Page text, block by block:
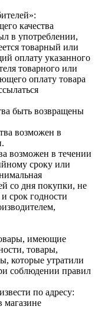
качества
в употреблении,
товарный или
оплату указанного
товарного или
оплату товара
быть возвращены
возможен в
возможен в течении
сроку или
со дня покупки, не
срок годности
имеющие
товары,
которые утратили
соблюдении правил
по адресу:
магазине